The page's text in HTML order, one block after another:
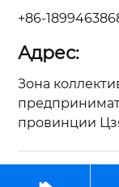
+86-
Адрес:
Зона
провинции